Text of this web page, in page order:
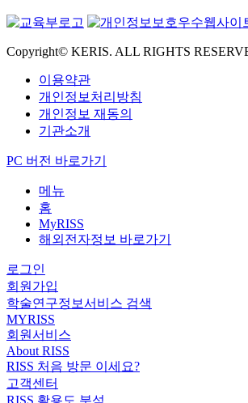
Copyright© KERIS. ALL RIGHTS
이용약관
개인정보처리방침
개인정보 재동의
기관소개
PC 버전 바로가기
메뉴
홈
MyRISS
해외전자정보 바로가기
로그인
회원가입
학술연구정보서비스 검색
MYRISS
회원서비스
About RISS
RISS 처음 방문 이세요?
고객센터
RISS 활용도 분석